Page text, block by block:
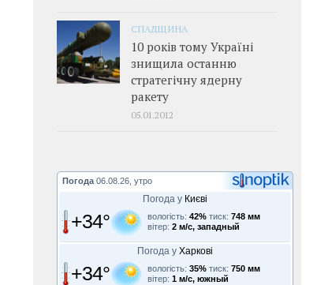
СПАДЩИНА
10 років тому Україні
знищила останню
стратегічну ядерну
ракету
05.01.2012
Погода 06.08.26, утро
Погода у Києві
+34° вологість: 42% тиск: 748 мм
вітер: 2 м/с, западный
Погода у Харкові
+34° вологість: 35% тиск: 750 мм
вітер: 1 м/с, южный